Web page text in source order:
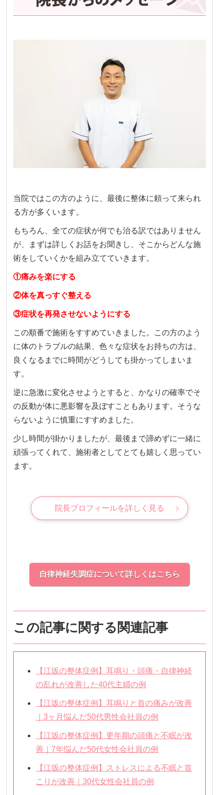
当院ではこの方のように、最後に整体に頼って来られ
る方が多くいます。
もちろん、全ての症状が何でも治る訳ではありません
が、まずは詳しくお話をお聞きし、そこからどんな施
術をしていくかを組み立てていきます。
①痛みを楽にする
②体を真っすぐ整える
③症状を再発させないようにする
この順番で施術をすすめていきました。
この方のよう
に体のトラブルの結果、色々な症状をお持ちの方は、
良くなるまでに時間がどうしても掛かってしまいま
す。
逆に急激に変化させようとすると、かなりの確率でそ
の反動が体に悪影響を及ぼすこともあります。そうな
らないように慎重にすすめました。
少し時間が掛かりましたが、最後まで諦めずに一緒に
頑張ってくれて、施術者としてとても嬉しく思ってい
ます。
院長プロフィールを詳しく見る
自律神経失調症について詳しくはこちら
この記事に関する関連記事
【江坂の整体症例】耳鳴り・頭痛・自律神経
の乱れが改善した40代主婦の例
【江坂の整体症例】耳鳴りと首の痛みが改善
｜3ヶ月悩んだ50代男性会社員の例
【江坂の整体症例】更年期の頭痛と不眠が改
善｜7年悩んだ50代女性会社員の例
【江坂の整体症例】ストレスによる不眠と首
こりが改善｜30代女性会社員の例